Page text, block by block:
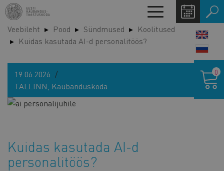
Liigu
edasi
põhisisu
juurde
Toggle
navigation
Veebileht Pood Sündmused
Koolitused
Kuidas kasutada AI-d personalitöös?
19.06.2026
TALLINN, Kaubanduskoda
Kuidas kasutada AI-d
personalitöös?
0